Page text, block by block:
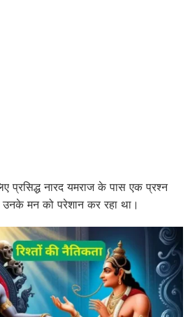
प्रसिद्ध नारद यमराज के पास एक प्रश्न
मन को परेशान कर रहा था।